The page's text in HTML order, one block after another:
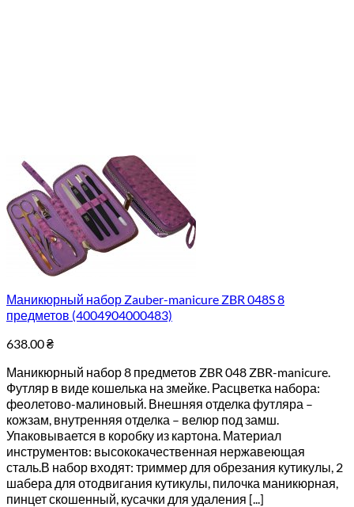
Маникюрный набор Zauber-manicure ZBR 048S 8
предметов (4004904000483)
638.00₴
Маникюрный набор 8 предметов ZBR 048 ZBR-manicure.
Футляр в виде кошелька на змейке. Расцветка набора:
феолетово-малиновый. Внешняя отделка футляра –
кожзам, внутренняя отделка – велюр под замш.
Упаковывается в коробку из картона. Материал
инструментов: высококачественная нержавеющая
сталь.В набор входят: триммер для обрезания кутикулы, 2
шабера для отодвигания кутикулы, пилочка маникюрная,
пинцет скошенный, кусачки для удаления [...]